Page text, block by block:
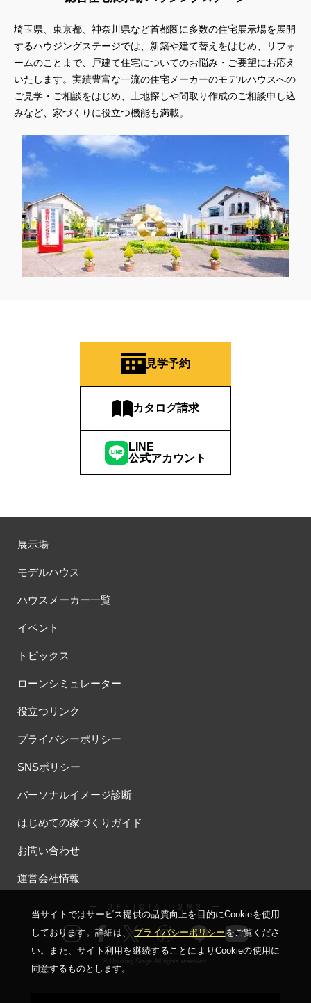
埼玉県、東京都、神奈川県など首都圏に多数の住宅展示場を展開
するハウジングステージでは、新築や建て替えをはじめ、リフォ
ームのことまで、戸建て住宅についてのお悩み・ご要望にお応え
いたします。実績豊富な一流の住宅メーカーのモデルハウスへの
ご見学・ご相談をはじめ、土地探しや間取り作成のご相談申し込
みなど、家づくりに役立つ機能も満載。
見学予約
カタログ請求
LINE
公式アカウント
展示場
モデルハウス
ハウスメーカー一覧
イベント
トピックス
ローンシミュレーター
役立つリンク
プライバシーポリシー
SNSポリシー
パーソナルイメージ診断
はじめての家づくりガイド
お問い合わせ
運営会社情報
ー OFFICIAL SNS ー
© Housing Stage All rights reserved.
当サイトではサービス提供の品質向上を⽬的にCookieを使⽤
しております。詳細は、プライバシーポリシーをご覧くださ
い。
また、サイト利⽤を継続することによりCookieの使⽤に
同意するものとします。